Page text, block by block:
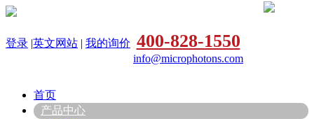
登录 |英文网站 | 我的询价 400-828-1550
info@microphotons.com
首页
产品中心